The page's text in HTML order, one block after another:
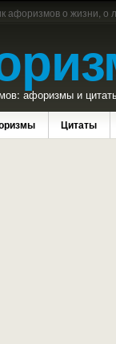
афоризмов о жизни, о
афоризмы и
Цитаты